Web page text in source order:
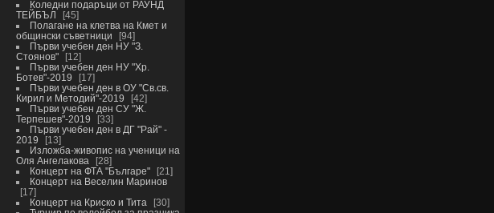
Коледни подаръци от РАУНД
ТЕЙБЪЛ
45
Полагане на клетва на Кмет и
общински съветници
94
Първи учебен ден НУ "З.
Стоянов"
12
Първи учебен ден НУ "Хр.
Ботев"-2019
17
Първи учебен ден в ОУ "Св.св.
Кирил и Методий"-2019
42
Първи учебен ден СУ "Ж.
Терпешев"-2019
33
Първи учебен ден в ДГ "Рай" -
2019
13
Изложба-живопис на ученици на
Оля Ангелакова
28
Концерт на ФТА "Българе"
21
Концерт на Веселин Маринов
17
Концерт на Криско и Тита
30